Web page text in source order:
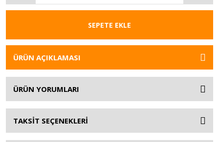
SEPETE EKLE
ÜRÜN AÇIKLAMASI
ÜRÜN YORUMLARI
TAKSİT SEÇENEKLERİ